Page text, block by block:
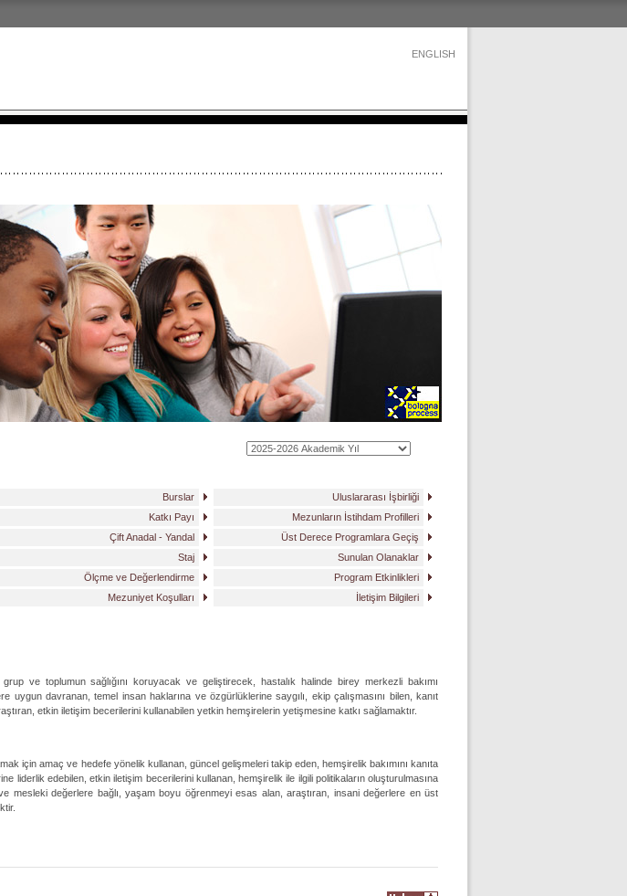
ENGLISH
Burslar
Uluslararası İşbirliği
Katkı Payı
Mezunların İstihdam Profilleri
Çift Anadal - Yandal
Üst Derece Programlara Geçiş
Staj
Sunulan Olanaklar
Ölçme ve Değerlendirme
Program Etkinlikleri
Mezuniyet Koşulları İletişim Bilgileri
ve toplumun sağlığını koruyacak ve geliştirecek, hastalık halinde birey merkezli bakımı
uygun davranan, temel insan haklarına ve özgürlüklerine saygılı, ekip çalışmasını bilen, kanıt
etkin iletişim becerilerini kullanabilen yetkin hemşirelerin yetişmesine katkı sağlamaktır.
için amaç ve hedefe yönelik kullanan, güncel gelişmeleri takip eden, hemşirelik bakımını kanıta
liderlik edebilen, etkin iletişim becerilerini kullanan, hemşirelik ile ilgili politikaların oluşturulmasına
mesleki değerlere bağlı, yaşam boyu öğrenmeyi esas alan, araştıran, insani değerlere en üst